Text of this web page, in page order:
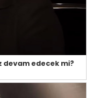
devam edecek mi?